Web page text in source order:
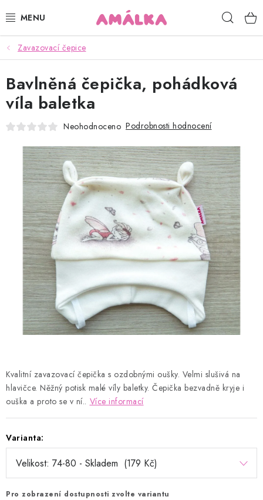
na
KOJENECKÉ, DĚTSKÉ OBLEČENÍ
ČEPICE, RUKAVICE, NÁKRČNÍKY
OSUŠKY, BRYNDÁKY, DEKY, DOPLŇKY
POUKAZY
KONTAKTY
HODNOCENÍ OBCHODU
Kontakty Proč AMÁLKA?
Doprava a platba
Tabulka velikostí
Postup pro vrácení a výměnu
Velkoobchod
Obchodní podmínky
Podmínky ochrany osobních údajů
Blog
Zavazovací čepice
Kvalitní zavazovací čepička s ozdobnými oušky. Velmi slušivá na
hlavičce. Něžný potisk malé víly baletky. Čepička bezvadně kryje i
ouška a proto se v ní.. Více informací
Varianta:
Pro zobrazení dostupnosti zvolte variantu
Bavlněná čepička, pohádková
víla baletka
Neohodnoceno Podrobnosti hodnocení